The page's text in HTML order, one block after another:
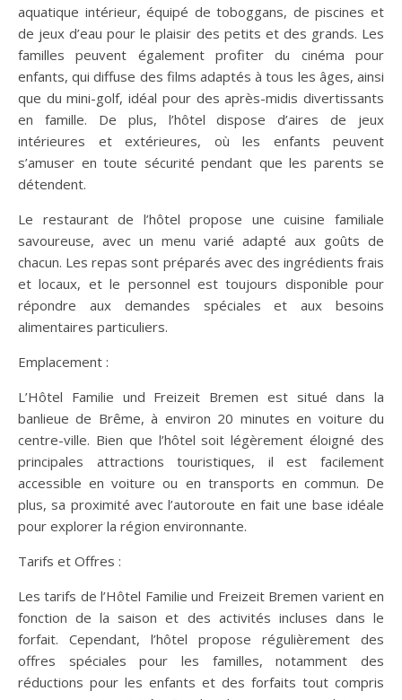
aquatique intérieur, équipé de toboggans, de piscines et
de jeux d’eau pour le plaisir des petits et des grands. Les
familles peuvent également profiter du cinéma pour
enfants, qui diffuse des films adaptés à tous les âges, ainsi
que du mini-golf, idéal pour des après-midis divertissants
en famille. De plus, l’hôtel dispose d’aires de jeux
intérieures et extérieures, où les enfants peuvent
s’amuser en toute sécurité pendant que les parents se
détendent.
Le restaurant de l’hôtel propose une cuisine familiale
savoureuse, avec un menu varié adapté aux goûts de
chacun. Les repas sont préparés avec des ingrédients frais
et locaux, et le personnel est toujours disponible pour
répondre aux demandes spéciales et aux besoins
alimentaires particuliers.
Emplacement :
L’Hôtel Familie und Freizeit Bremen est situé dans la
banlieue de Brême, à environ 20 minutes en voiture du
centre-ville. Bien que l’hôtel soit légèrement éloigné des
principales attractions touristiques, il est facilement
accessible en voiture ou en transports en commun. De
plus, sa proximité avec l’autoroute en fait une base idéale
pour explorer la région environnante.
Tarifs et Offres :
Les tarifs de l’Hôtel Familie und Freizeit Bremen varient en
fonction de la saison et des activités incluses dans le
forfait. Cependant, l’hôtel propose régulièrement des
offres spéciales pour les familles, notamment des
réductions pour les enfants et des forfaits tout compris